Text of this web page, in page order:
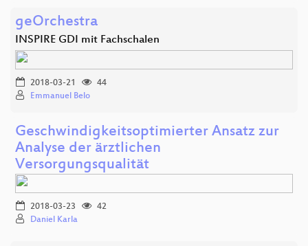
geOrchestra
INSPIRE GDI mit Fachschalen
2018-03-21
44
Emmanuel Belo
Geschwindigkeitsoptimierter Ansatz zur
Analyse der ärztlichen
Versorgungsqualität
2018-03-23
42
Daniel Karla